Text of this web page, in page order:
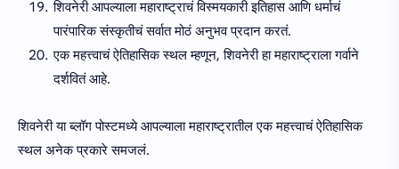
शिवनेरी आपल्याला महाराष्ट्राचं विस्मयकारी इतिहास आणि धर्माचं
पारंपारिक संस्कृतीचं सर्वात मोठं अनुभव प्रदान करतं.
एक महत्त्वाचं ऐतिहासिक स्थल म्हणून, शिवनेरी हा महाराष्ट्राला गर्वाने
दर्शवितं आहे.
शिवनेरी या ब्लॉग पोस्टमध्ये आपल्याला महाराष्ट्रातील एक महत्त्वाचं ऐतिहासिक
स्थल अनेक प्रकारे समजलं.